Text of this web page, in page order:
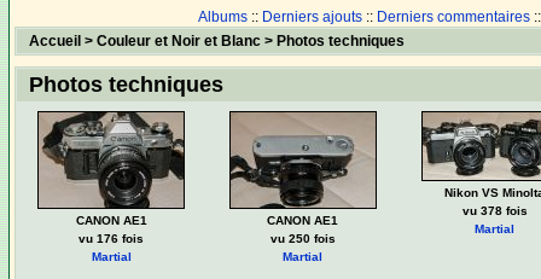
Albums :: Derniers ajouts :: Derniers commentaires
Accueil > Couleur et Noir et Blanc> Photos techniques
Photos techniques
CANON AE1
vu 176 fois
Martial
CANON AE1
vu 250 fois
Martial
Nikon VS
vu 378 fois
Martial